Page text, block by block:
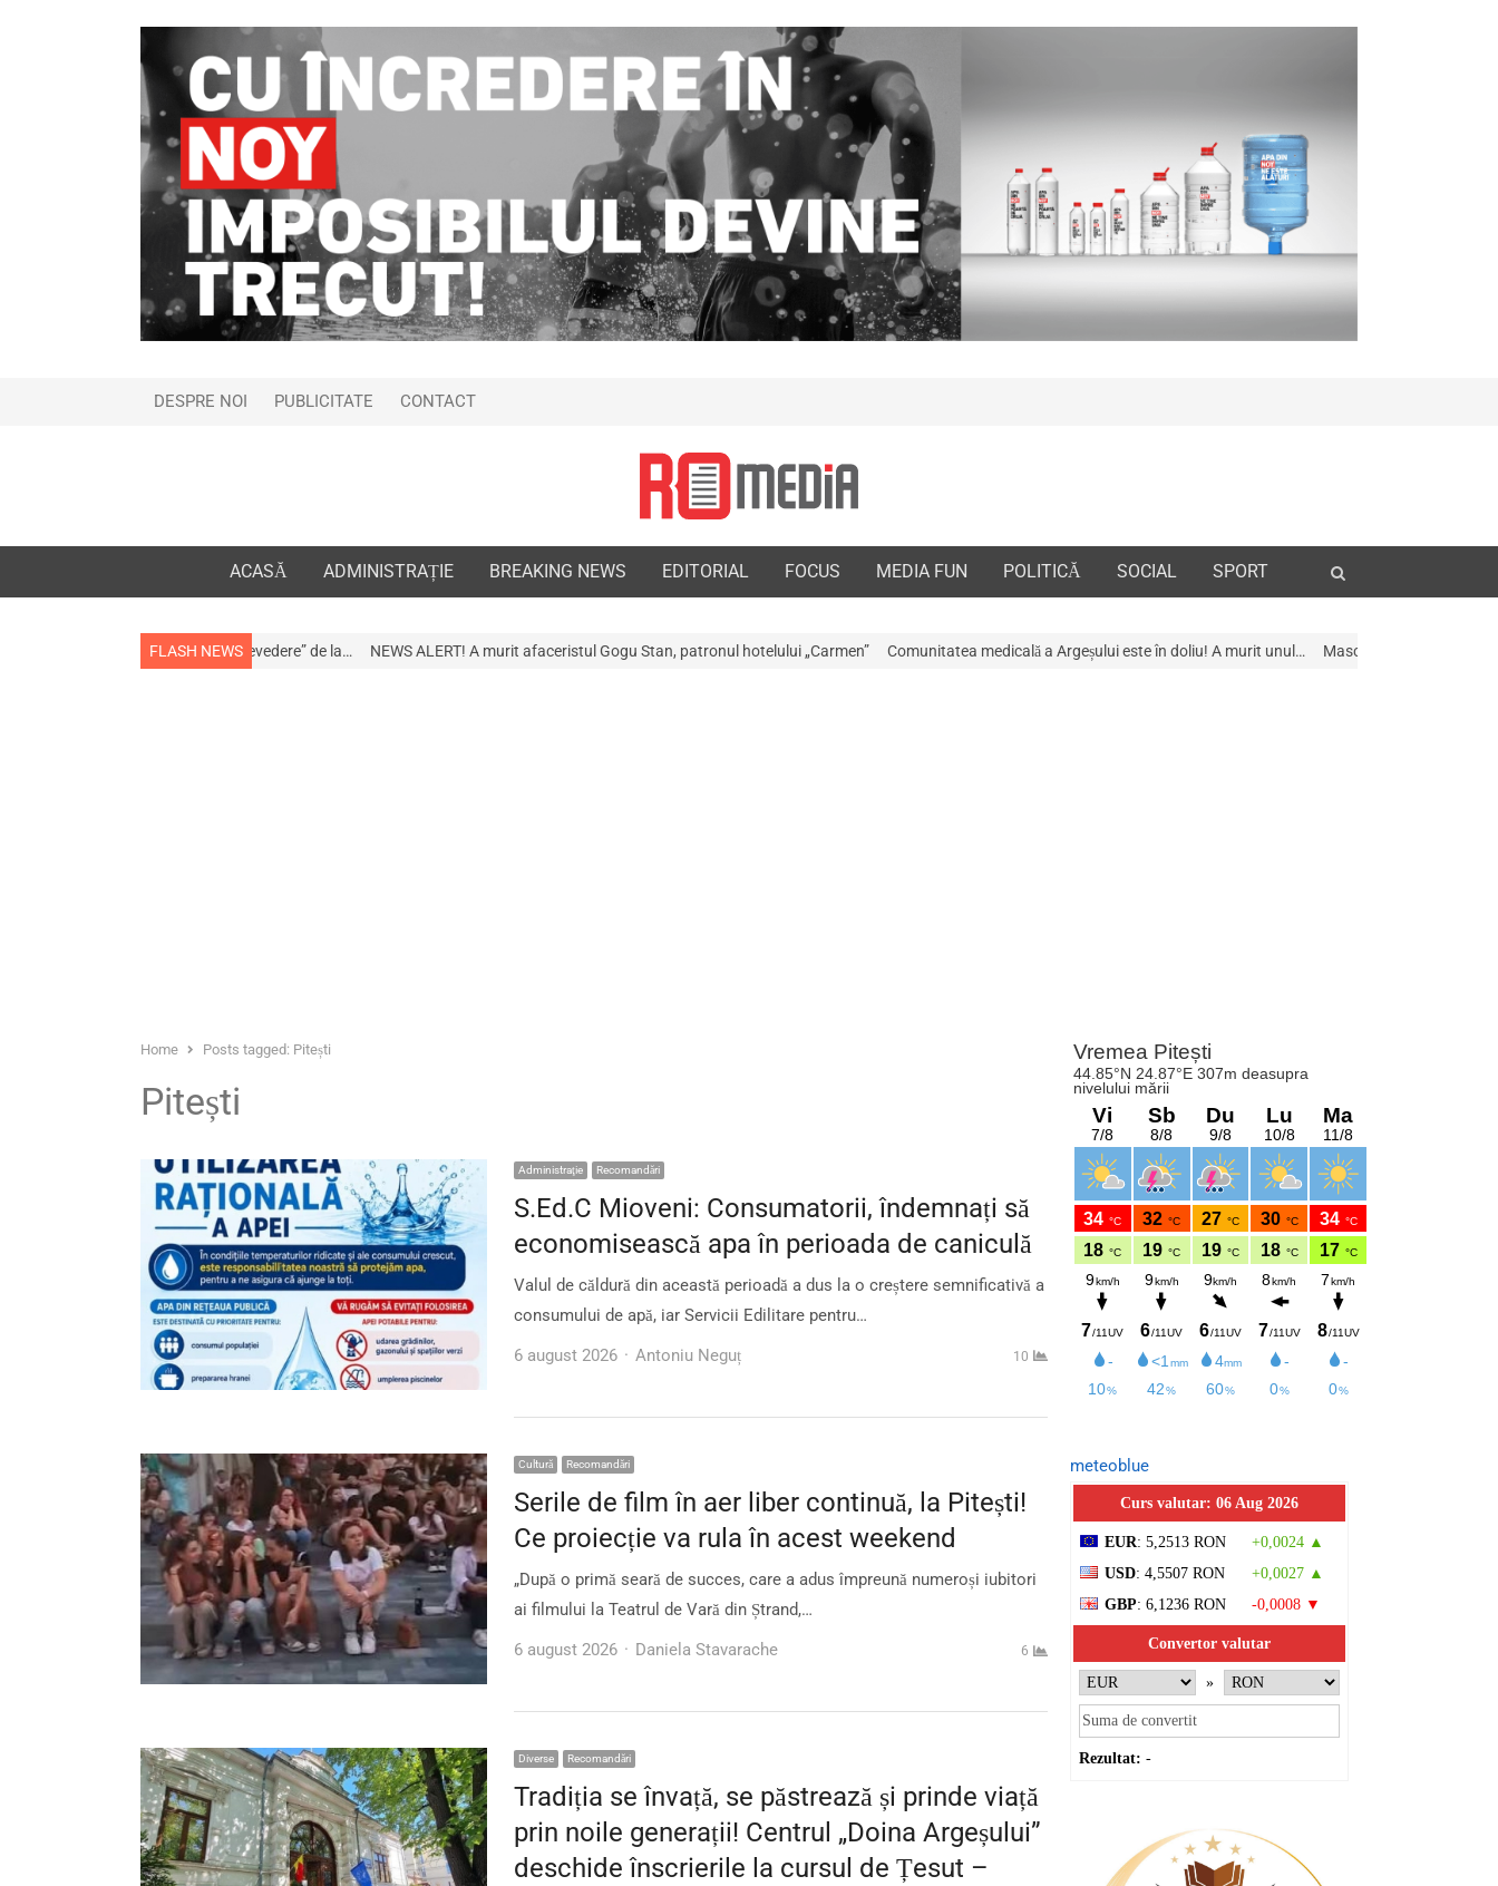
DESPRE NOI PUBLICITATE CONTACT
ACASĂ ADMINISTRAȚIE BREAKING NEWS EDITORIAL FOCUS MEDIA FUN POLITICĂ SOCIAL SPORT
search
FLASH NEWS
apropiații „la revedere” de la… NEWS ALERT! A murit afaceristul Gogu Stan, patronul hotelului „Carmen” Comunitatea medicală a Argeșului este în doliu! A murit unul… Mascații au descins la Galeria de Artã din
Home Posts tagged: Pitești
Pitești
Administraţie Recomandări
S.Ed.C Mioveni: Consumatorii, îndemnați să
economisească apa în perioada de caniculă
Valul de căldură din această perioadă a dus la o creștere semnificativă a
consumului de apă, iar Servicii Edilitare pentru…
6 august 2026
Author
Antoniu Neguț 10
Cultură Recomandări
Serile de film în aer liber continuă, la Pitești!
Ce proiecție va rula în acest weekend
„După o primă seară de succes, care a adus împreună numeroși iubitori
ai filmului la Teatrul de Vară din Ștrand,…
6 august 2026
Author
Daniela Stavarache 6
Diverse Recomandări
Tradiția se învață, se păstrează și prinde viață
prin noile generații! Centrul „Doina Argeșului”
deschide înscrierile la cursul de Țesut –
meteoblue
Curs valutar: 06 Aug 2026
EUR: 5,2513 RON
+0,0024 ▲
USD: 4,5507 RON
+0,0027 ▲
GBP: 6,1236 RON -0,0008 ▼
Convertor valutar
»
Rezultat: -